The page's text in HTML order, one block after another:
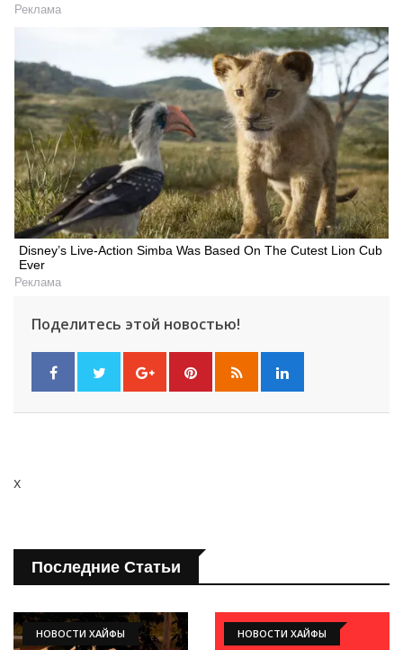
Реклама
Disney’s Live-Action Simba Was Based On The Cutest Lion Cub
Ever
Реклама
Поделитесь этой новостью!
x
Последние Статьи
НОВОСТИ ХАЙФЫ НОВОСТИ ХАЙФЫ